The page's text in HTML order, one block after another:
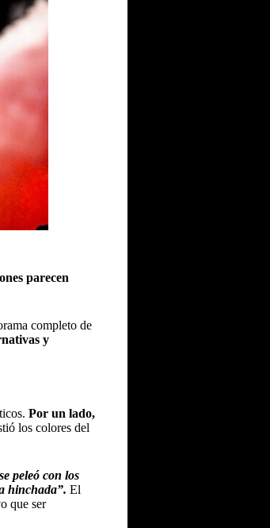
parecen
completo de
y
Por un lado,
los colores del
peleó con los
hinchada”. El
que ser